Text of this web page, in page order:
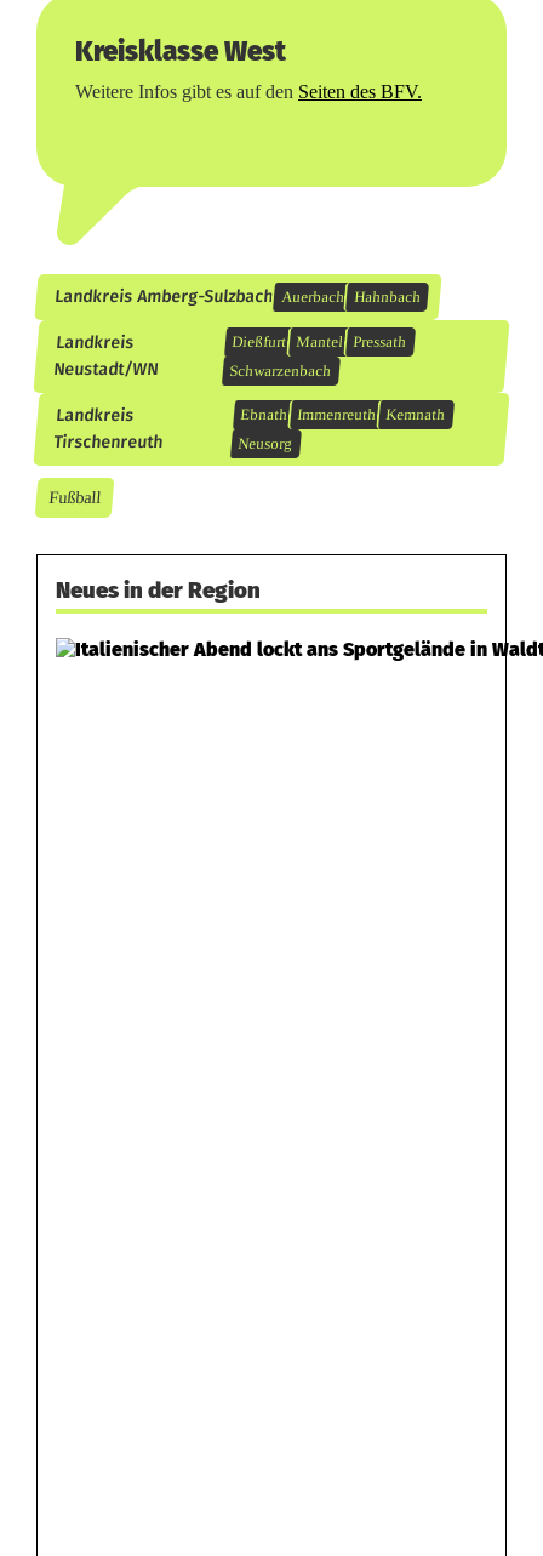
Kreisklasse West
Weitere Infos gibt es auf den Seiten des BFV.
Landkreis Amberg-Sulzbach Auerbach Hahnbach
Landkreis
Neustadt/WN
Dießfurt Mantel Pressath
Schwarzenbach
Landkreis
Tirschenreuth
Ebnath Immenreuth Kemnath
Neusorg
Fußball
Neues in der Region